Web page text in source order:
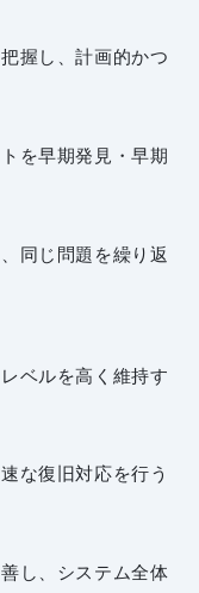
握し、計画的かつ
を早期発見・早期
同じ問題を繰り返
ベルを高く維持す
な復旧対応を行う
し、システム全体